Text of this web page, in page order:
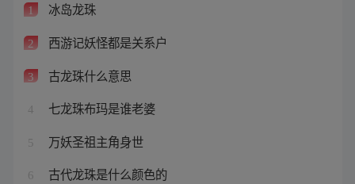
1 冰岛龙珠
2 西游记妖怪都是关系户
3 古龙珠什么意思
4 七龙珠布玛是谁老婆
5 万妖圣祖主角身世
6 古代龙珠是什么颜色的